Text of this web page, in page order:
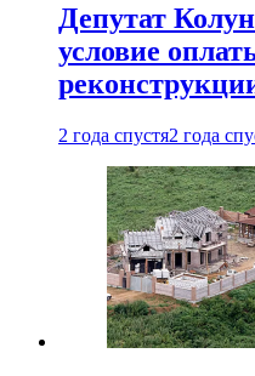
Депутат
условие
2 года спустя2 года